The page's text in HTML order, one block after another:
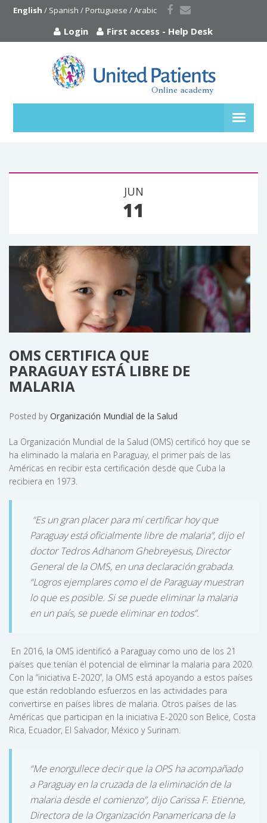
English / Spanish / Portuguese / Arabic
Login First access - Help Desk
JUN
11
OMS CERTIFICA QUE
PARAGUAY ESTÁ LIBRE DE
MALARIA
Posted by Organización Mundial de la Salud
La Organización Mundial de la Salud (OMS) certificó hoy que se
ha eliminado la malaria en Paraguay, el primer país de las
Américas en recibir esta certificación desde que Cuba la
recibiera en 1973.
“Es un gran placer para mí certificar hoy que
Paraguay está oficialmente libre de malaria”, dijo el
doctor Tedros Adhanom Ghebreyesus, Director
General de la OMS, en una declaración grabada.
“Logros ejemplares como el de Paraguay muestran
lo que es posible. Si se puede eliminar la malaria
en un país, se puede eliminar en todos”.
En 2016, la OMS identificó a Paraguay como uno de los 21
países que tenían el potencial de eliminar la malaria para 2020.
Con la “iniciativa E-2020”, la OMS está apoyando a estos países
que están redoblando esfuerzos en las actividades para
convertirse en países libres de malaria. Otros países de las
Américas que participan en la iniciativa E-2020 son Belice, Costa
Rica, Ecuador, El Salvador, México y Surinam.
“Me enorgullece decir que la OPS ha acompañado
a Paraguay en la cruzada de la eliminación de la
malaria desde el comienzo”, dijo Carissa F. Etienne,
Directora de la Organización Panamericana de la